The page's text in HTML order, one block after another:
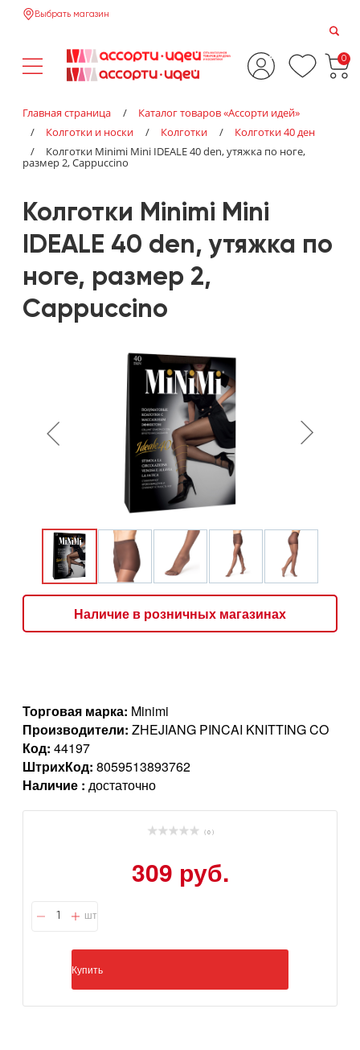
Выбрать магазин
0
Главная страница /
Каталог товаров «‎Ассорти идей»‎
/
Колготки и носки / Колготки /
Колготки 40 ден
/
Колготки Minimi Mini IDEALE 40 den, утяжка по ноге,
размер 2, Cappuccino
Колготки Minimi Mini
IDEALE 40 den, утяжка по
ноге, размер 2,
Cappuccino
Наличие в розничных магазинах
Торговая марка: Minimi
Производители: ZHEJIANG PINCAI KNITTING CO
Код: 44197
ШтрихКод: 8059513893762
Наличие : достаточно
( 0 )
309 руб.
шт
Купить